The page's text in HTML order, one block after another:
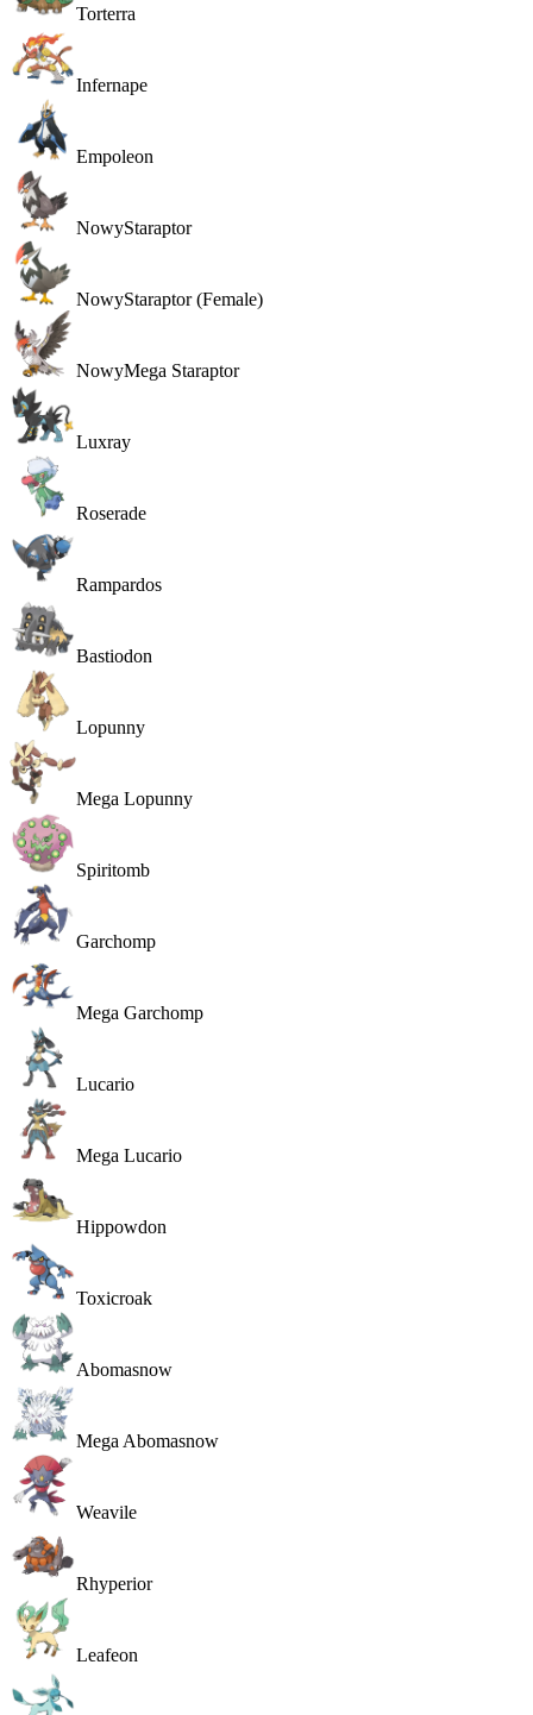
Torterra
Infernape
Empoleon
NowyStaraptor
NowyStaraptor (Female)
NowyMega Staraptor
Luxray
Roserade
Rampardos
Bastiodon
Lopunny
Mega Lopunny
Spiritomb
Garchomp
Mega Garchomp
Lucario
Mega Lucario
Hippowdon
Toxicroak
Abomasnow
Mega Abomasnow
Weavile
Rhyperior
Leafeon